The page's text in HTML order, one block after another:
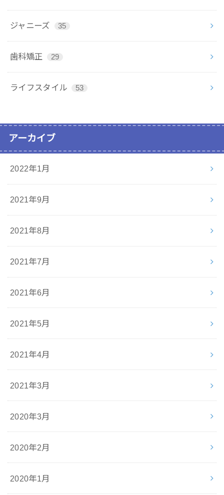
ジャニーズ 35
歯科矯正 29
ライフスタイル 53
アーカイブ
2022年1月
2021年9月
2021年8月
2021年7月
2021年6月
2021年5月
2021年4月
2021年3月
2020年3月
2020年2月
2020年1月